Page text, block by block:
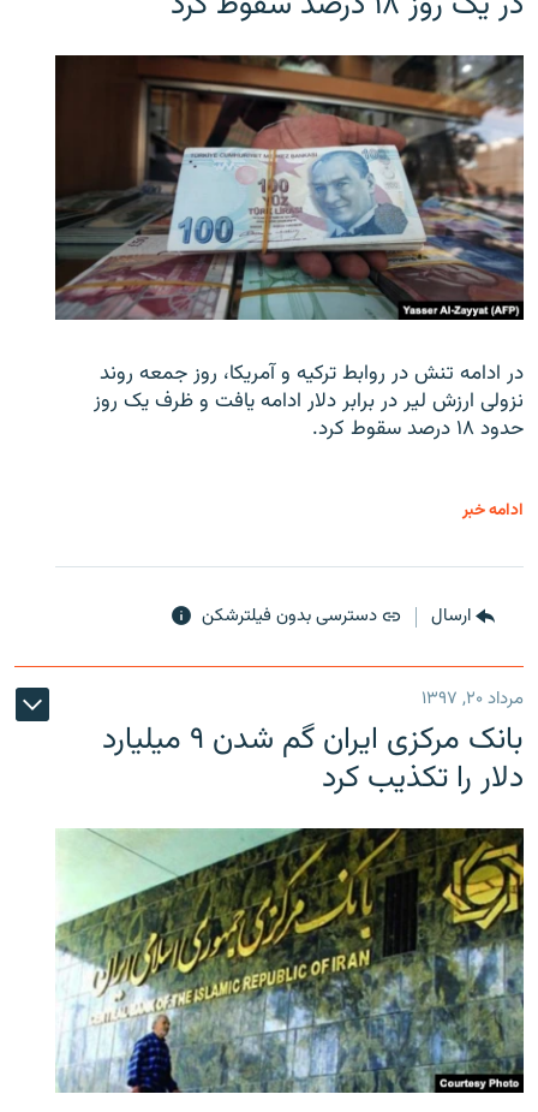
در ادامه تنش در روابط ترکیه و آمریکا، روز جمعه روند
نزولی ارزش لیر در برابر دلار ادامه یافت و ظرف یک روز
حدود ۱۸ درصد سقوط کرد.
ادامه خبر
ارسال دسترسی بدون فیلترشکن
مرداد ۲۰, ۱۳۹۷
بانک مرکزی ایران گم شدن ۹ میلیارد
دلار را تکذیب کرد